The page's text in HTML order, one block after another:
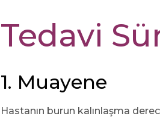
Tedavi
1. Muayene
Hastanın burun kalınlaşma